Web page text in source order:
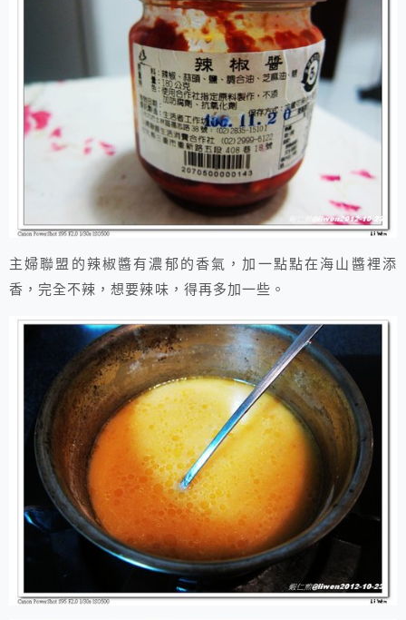
主婦聯盟的辣椒醬有濃郁的香氣，加一點點在海山醬裡添
香，完全不辣，想要辣味，得再多加一些。